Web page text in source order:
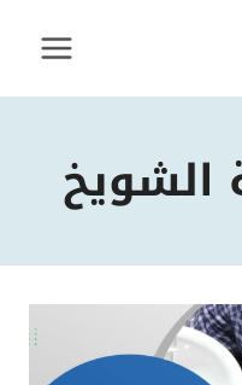
الشويخ